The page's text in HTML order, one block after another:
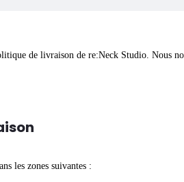
de livraison de re:Neck Studio. Nous
les zones suivantes :